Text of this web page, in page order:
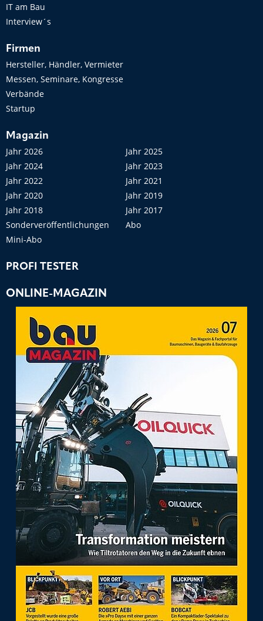
IT am Bau
Interview´s
Firmen
Hersteller, Händler, Vermieter
Messen, Seminare, Kongresse
Verbände
Startup
Magazin
Jahr 2026
Jahr 2025
Jahr 2024
Jahr 2023
Jahr 2022
Jahr 2021
Jahr 2020
Jahr 2019
Jahr 2018
Jahr 2017
Sonderveröffentlichungen
Abo
Mini-Abo
PROFI TESTER
ONLINE-MAGAZIN